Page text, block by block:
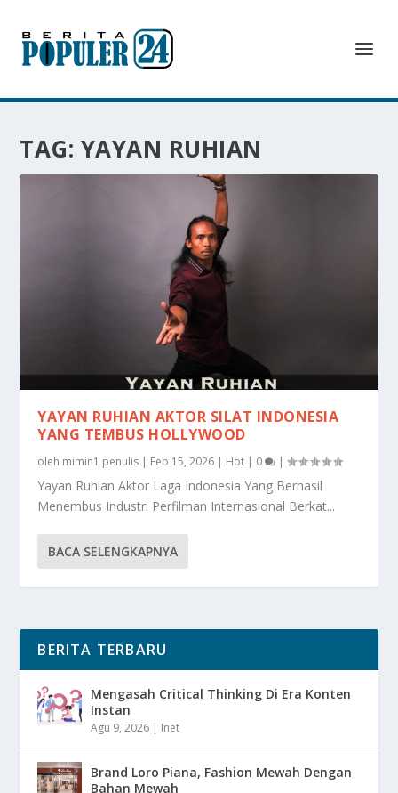
TAG: YAYAN RUHIAN
YAYAN RUHIAN AKTOR SILAT INDONESIA
YANG TEMBUS HOLLYWOOD
oleh mimin1 penulis | Feb 15, 2026 | Hot | 0 |
Yayan Ruhian Aktor Laga Indonesia Yang Berhasil
Menembus Industri Perfilman Internasional Berkat...
BACA SELENGKAPNYA
BERITA TERBARU
Mengasah Critical Thinking Di Era Konten
Instan
Agu 9, 2026 | Inet
Brand Loro Piana, Fashion Mewah Dengan
Bahan Mewah